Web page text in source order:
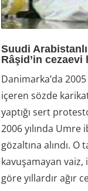
Suudi
Râşid’in cezaevi
Danimarka’da
içeren sözde
yaptığı sert
2006 yılında
gözaltına alındı.
kavuşamayan vaiz,
göre yıllardır ağır